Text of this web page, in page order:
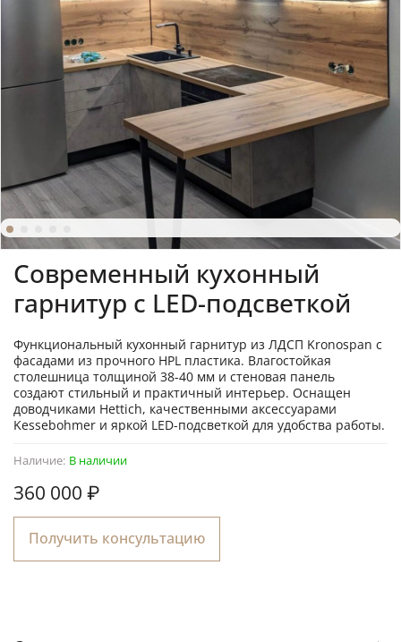
Наличие: В наличии
Современный кухонный
гарнитур с LED-подсветкой
360 000 ₽
Получить консультацию
Функциональный кухонный гарнитур из ЛДСП Kronospan с
фасадами из прочного HPL пластика. Влагостойкая
столешница толщиной 38-40 мм и стеновая панель
создают стильный и практичный интерьер. Оснащен
доводчиками Hettich, качественными аксессуарами
Kessebohmer и яркой LED-подсветкой для удобства работы.